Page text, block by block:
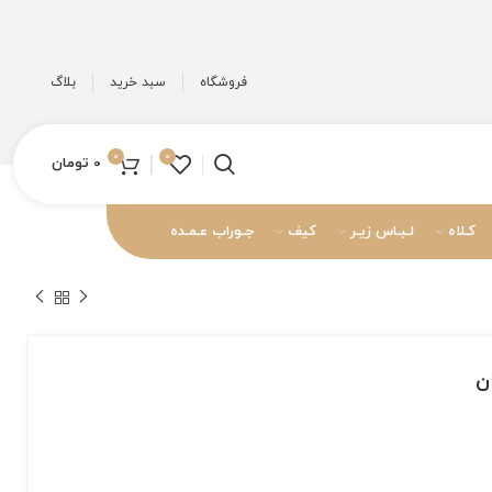
فروشگاه سبد خرید بلاگ
0
0
0 تومان
کـلاه لـبـاس زیـر کیف جـوراب عـمـده